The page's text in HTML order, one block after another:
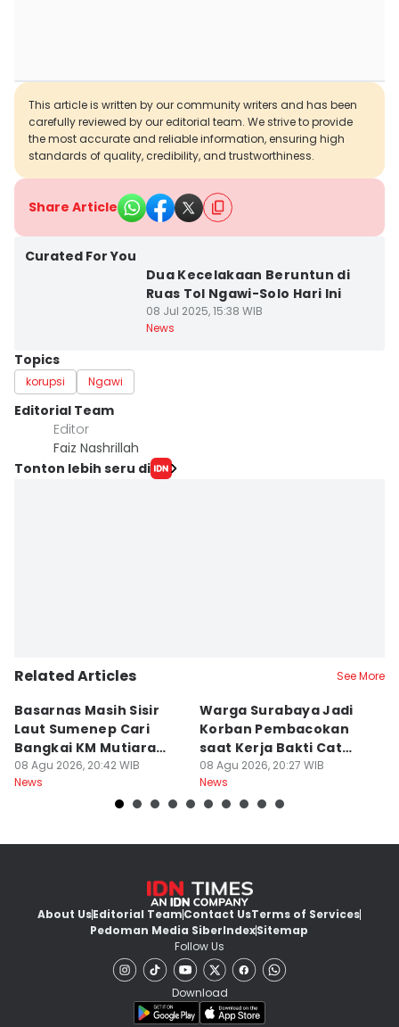
This article is written by our community writers and has been
carefully reviewed by our editorial team. We strive to provide
the most accurate and reliable information, ensuring high
standards of quality, credibility, and trustworthiness.
Share Article
Curated For You
Dua Kecelakaan Beruntun di
Ruas Tol Ngawi-Solo Hari Ini
08 Jul 2025, 15:38 WIB
News
Topics
korupsi Ngawi
Editorial Team
Editor
Faiz Nashrillah
Tonton lebih seru di
Related Articles See More
Basarnas Masih Sisir
Laut Sumenep Cari
Bangkai KM Mutiara
Sentosa II
08 Agu 2026, 20:42 WIB
News
Warga Surabaya Jadi
Korban Pembacokan
saat Kerja Bakti Cat
Gapura
08 Agu 2026, 20:27 WIB
News
About UsEditorial TeamContact UsTerms of Services
Pedoman Media SiberIndexSitemap
Follow Us
Download